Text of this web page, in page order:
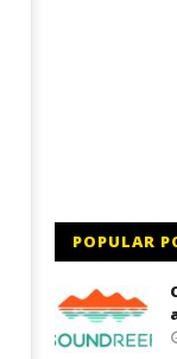
POPULAR